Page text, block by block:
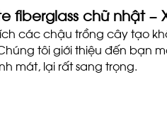
fiberglass chữ nhật –
các chậu trồng cây tạo
tôi giới thiệu đến bạn
mát, lại rất sang trọng.